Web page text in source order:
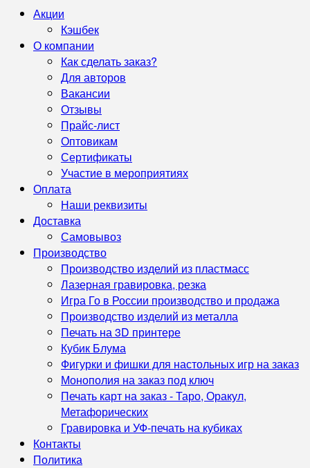
Акции
Кэшбек
О компании
Как сделать заказ?
Для авторов
Вакансии
Отзывы
Прайс-лист
Оптовикам
Сертификаты
Участие в мероприятиях
Оплата
Наши реквизиты
Доставка
Самовывоз
Производство
Производство изделий из пластмасс
Лазерная гравировка, резка
Игра Го в России производство и продажа
Производство изделий из металла
Печать на 3D принтере
Кубик Блума
Фигурки и фишки для настольных игр на заказ
Монополия на заказ под ключ
Печать карт на заказ - Таро, Оракул,
Метафорических
Гравировка и УФ‑печать на кубиках
Контакты
Политика